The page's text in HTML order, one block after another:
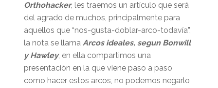
Orthohacker, les traemos un artículo que será
del agrado de muchos, principalmente para
aquellos que “nos-gusta-doblar-arco-todavía”,
la nota se llama Arcos ideales, segun Bonwill
y Hawley, en ella compartimos una
presentación en la que viene paso a paso
como hacer estos arcos, no podemos negarlo